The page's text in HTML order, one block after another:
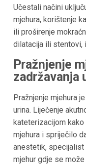
Učestali načini
mjehura, korištenje
ili proširenje
dilatacija ili stentovi,
Pražnjenje
zadržavanja
Pražnjenje mjehura
urina. Liječenje
kateterizacijom
mjehura i spriječilo
anestetik, specijalist
mjehur gdje se